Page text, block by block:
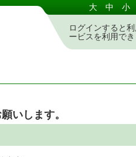
大 中 小
ログインすると
ービスを利用でき
いします。